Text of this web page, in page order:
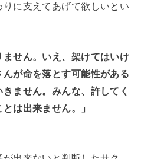
に支えてあげて欲しいとい
ません。いえ、架けてはいけ
が命を落とす可能性がある
ません。みんな、許してく
は出来ません。」